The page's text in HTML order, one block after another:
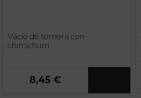
Vacío de ternera con
chimichurri
8,45 €